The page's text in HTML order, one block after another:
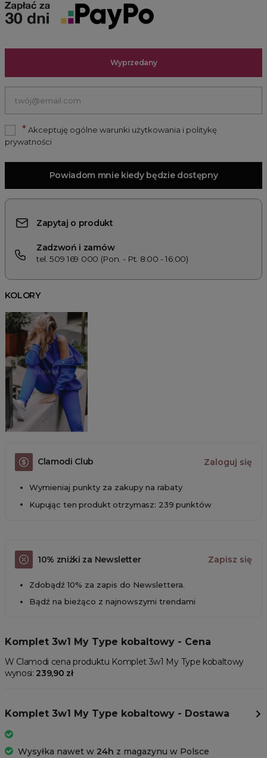
Wyprzedany
* Akceptuję ogólne warunki użytkowania i politykę
prywatności
Powiadom mnie kiedy będzie dostępny
Zapytaj o produkt
Zadzwoń i zamów
tel. 509 169 000 (Pon. - Pt. 8:00 - 16:00)
KOLORY
Clamodi Club Zaloguj się
Wymieniaj punkty za zakupy na rabaty
Kupując ten produkt otrzymasz: 239 punktów
10% zniżki za Newsletter Zapisz się
Zdobądź 10% za zapis do Newslettera.
Bądź na bieżąco z najnowszymi trendami
Komplet 3w1 My Type kobaltowy - Cena
W Clamodi cena produktu Komplet 3w1 My Type kobaltowy
wynosi: 239,90 zł
Komplet 3w1 My Type kobaltowy - Dostawa
Wysyłka nawet w 24h z magazynu w Polsce